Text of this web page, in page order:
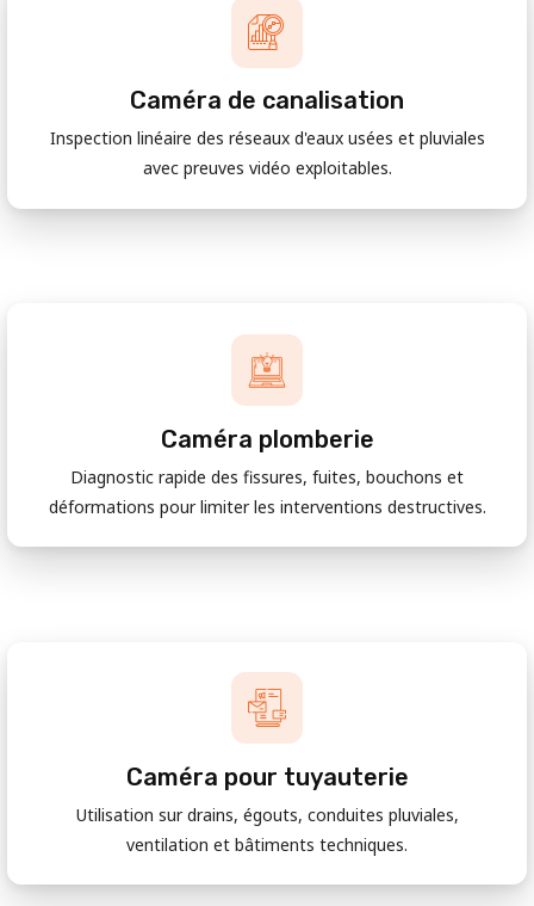
Caméra de canalisation
Inspection linéaire des réseaux d'eaux usées et pluviales
avec preuves vidéo exploitables.
Caméra plomberie
Diagnostic rapide des fissures, fuites, bouchons et
déformations pour limiter les interventions destructives.
Caméra pour tuyauterie
Utilisation sur drains, égouts, conduites pluviales,
ventilation et bâtiments techniques.